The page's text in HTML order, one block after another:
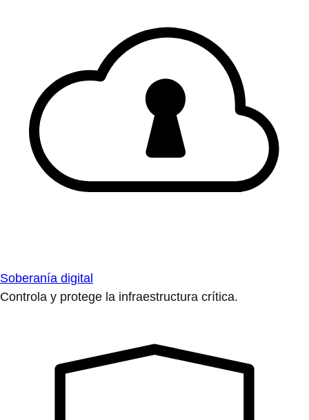
Soberanía digital
Controla y protege la infraestructura crítica.